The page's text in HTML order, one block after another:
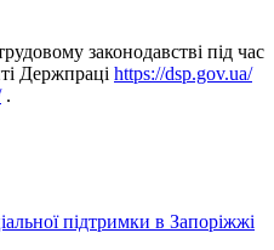
законодавстві під час
Держпраці https://dsp.gov.ua/
.
підтримки в Запоріжжі